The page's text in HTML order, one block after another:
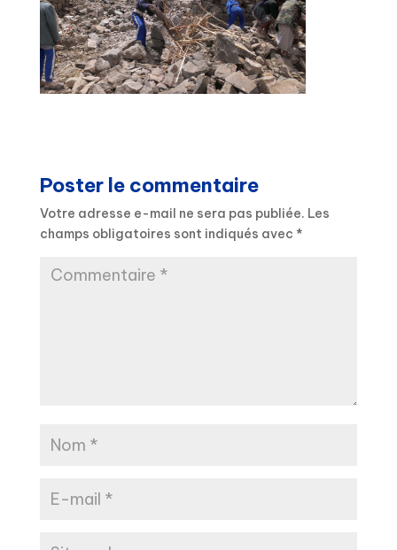
Poster le commentaire
Votre adresse e-mail ne sera pas publiée. Les
champs obligatoires sont indiqués avec *